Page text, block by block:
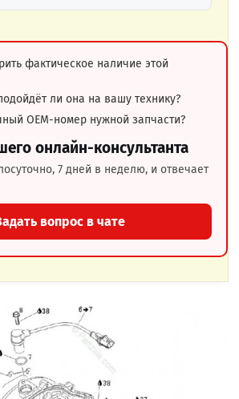
фактическое наличие этой
ли она на вашу технику?
OEM-номер нужной запчасти?
онлайн-консультанта
7 дней в неделю, и отвечает
вопрос в чате